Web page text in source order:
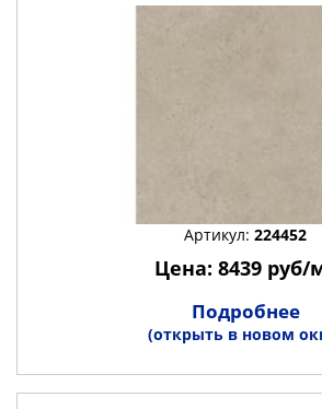
Артикул: 224452
Цена: 8439 руб/
Подробнее
(открыть в новом